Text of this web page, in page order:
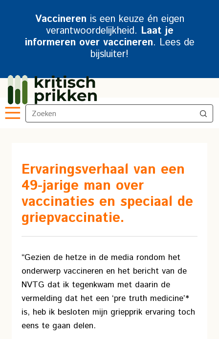
Vaccineren is een keuze én eigen
verantwoordelijkheid. Laat je
informeren over vaccineren. Lees de
bijsluiter!
Ervaringsverhaal van een
49-jarige man over
vaccinaties en speciaal de
griepvaccinatie.
“Gezien de hetze in de media rondom het
onderwerp vaccineren en het bericht van de
NVTG dat ik tegenkwam met daarin de
vermelding dat het een ‘pre truth medicine’*
is, heb ik besloten mijn griepprik ervaring toch
eens te gaan delen.